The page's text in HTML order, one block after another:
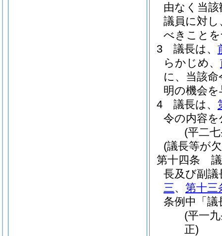
由なく当
議員に対
べきこと
3
議長は、
らかじめ、
に、当該
明の機会
4
議長は、
令の内容
(平二
(議長等が
第十四条
長及び副
三、 第十三
条例中「
(平一
正)